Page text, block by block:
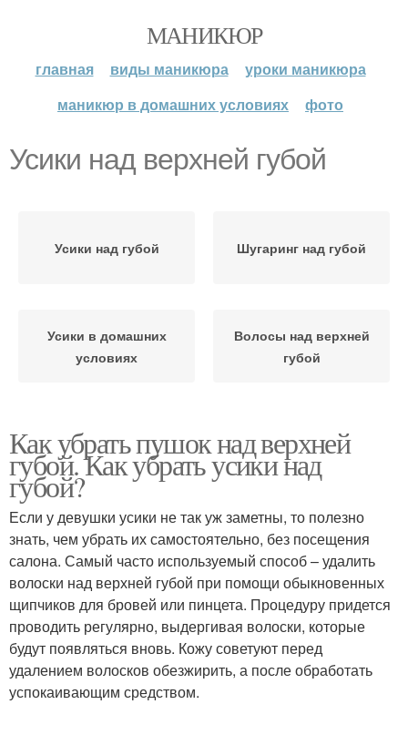
МАНИКЮР
главная виды маникюра
уроки маникюра
маникюр в домашних условиях
фото
Усики над верхней губой
Усики над губой Шугаринг над губой
Усики в домашних
условиях
Волосы над верхней
губой
Как убрать пушок над верхней
губой. Как убрать усики над
губой?
Если у девушки усики не так уж заметны, то полезно
знать, чем убрать их самостоятельно, без посещения
салона. Самый часто используемый способ – удалить
волоски над верхней губой при помощи обыкновенных
щипчиков для бровей или пинцета. Процедуру придется
проводить регулярно, выдергивая волоски, которые
будут появляться вновь. Кожу советуют перед
удалением волосков обезжирить, а после обработать
успокаивающим средством.